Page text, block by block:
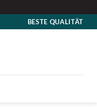
BESTE QUALITÄT